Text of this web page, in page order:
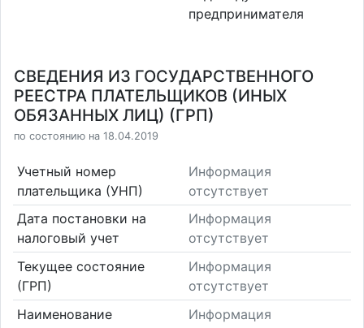
предпринимателя
СВЕДЕНИЯ ИЗ ГОСУДАРСТВЕННОГО
РЕЕСТРА ПЛАТЕЛЬЩИКОВ (ИНЫХ
ОБЯЗАННЫХ ЛИЦ) (ГРП)
по состоянию на 18.04.2019
Учетный номер
плательщика (УНП)
Информация
отсутствует
Дата постановки на
налоговый учет
Информация
отсутствует
Текущее состояние
(ГРП)
Информация
отсутствует
Наименование
Информация